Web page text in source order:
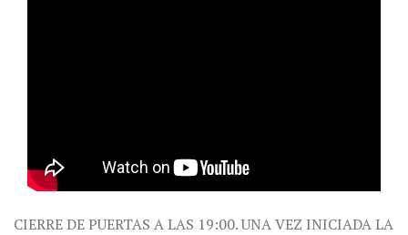
CIERRE DE PUERTAS A LAS 19:00. UNA VEZ INICIADA LA